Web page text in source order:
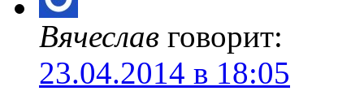
Вячеслав говорит:
23.04.2014 в 18:05